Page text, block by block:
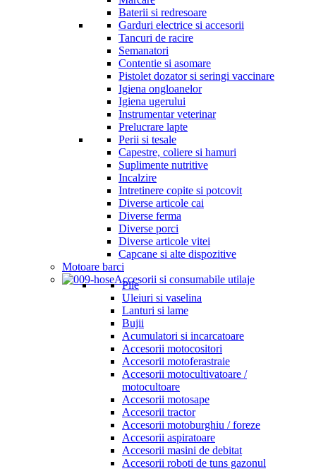
Baterii si redresoare
Garduri electrice si accesorii
Tancuri de racire
Semanatori
Contentie si asomare
Pistolet dozator si seringi vaccinare
Igiena ongloanelor
Igiena ugerului
Instrumentar veterinar
Prelucrare lapte
Perii si tesale
Capestre, coliere si hamuri
Suplimente nutritive
Incalzire
Intretinere copite si potcovit
Diverse articole cai
Diverse ferma
Diverse porci
Diverse articole vitei
Capcane si alte dispozitive
Motoare barci
Accesorii si consumabile utilaje
Pile
Uleiuri si vaselina
Lanturi si lame
Bujii
Acumulatori si incarcatoare
Accesorii motocositori
Accesorii motoferastraie
Accesorii motocultivatoare /
motocultoare
Accesorii motosape
Accesorii tractor
Accesorii motoburghiu / foreze
Accesorii aspiratoare
Accesorii masini de debitat
Accesorii roboti de tuns gazonul